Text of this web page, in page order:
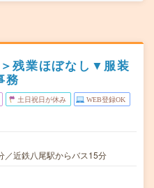
残業ほぼなし▼服装
務
土日祝日が休み WEB登録OK
／近鉄八尾駅からバス15分